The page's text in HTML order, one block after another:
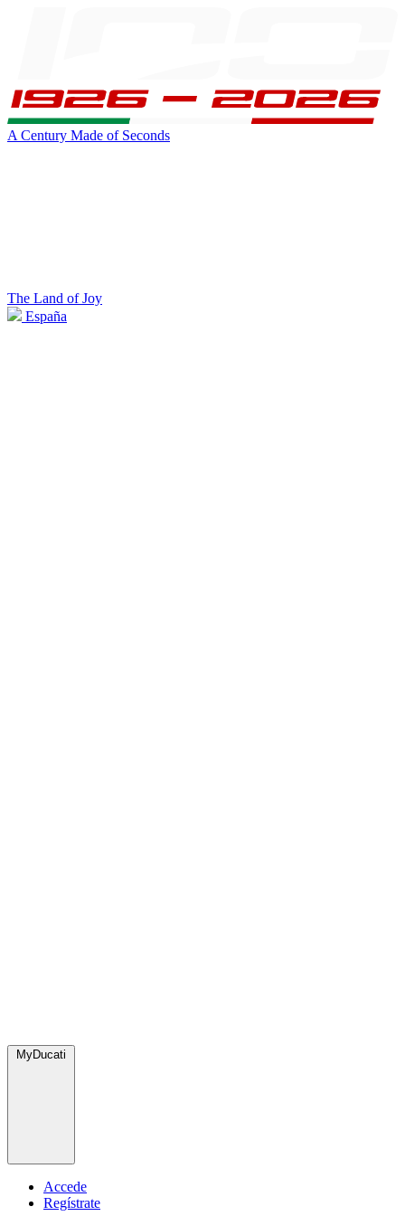
A Century Made of Seconds
The Land of Joy
España
MyDucati
Accede
Regístrate